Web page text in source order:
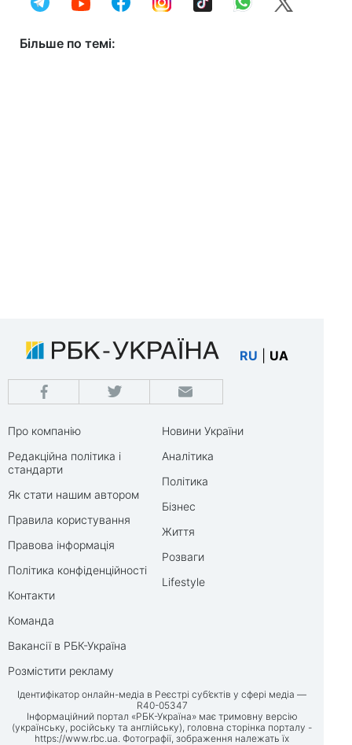
Більше по темі:
RU UA
Про компанію
Редакційна політика і
стандарти
Як стати нашим автором
Правила користування
Правова інформація
Політика конфіденційності
Контакти
Команда
Вакансії в РБК-Україна
Розмістити рекламу
Новини України
Аналітика
Політика
Бізнес
Життя
Розваги
Lifestyle
Ідентифікатор онлайн-медіа в Реєстрі суб’єктів у сфері медіа —
R40-05347
Інформаційний портал «РБК-Україна» має тримовну версію
(українську, російську та англійську), головна сторінка порталу -
https://www.rbc.ua. Фотографії, зображення належать їх